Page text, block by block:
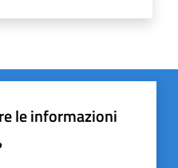
le informazioni